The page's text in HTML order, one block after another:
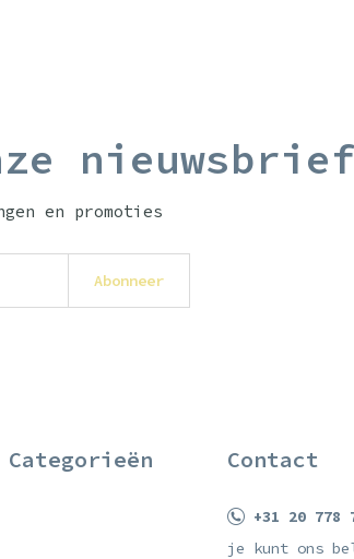
nieuwsbrief
en promoties
Abonneer
Categorieën Contact
+31 20 778
je kunt ons